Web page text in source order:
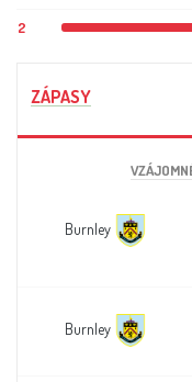
2
ZÁPASY
Burnley
Burnley